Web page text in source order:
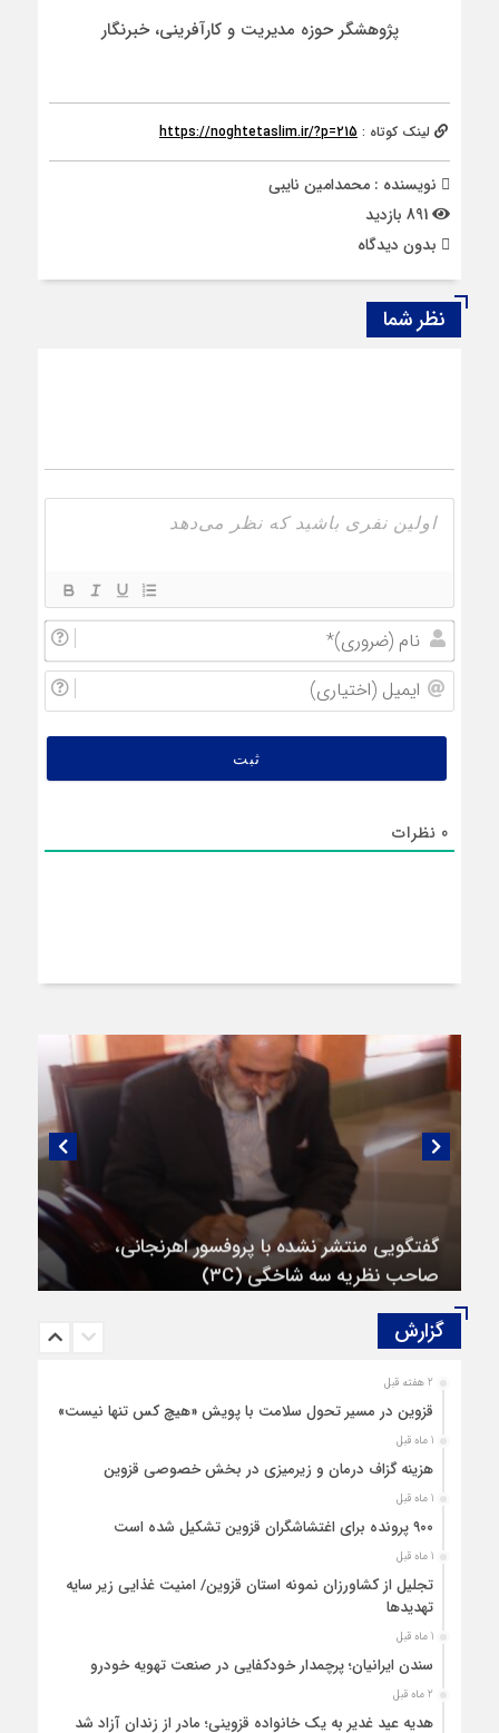
پژوهشگر حوزه مدیریت و کارآفرینی، خبرنگار
لینک کوتاه : https://noghtetaslim.ir/?p=215
نویسنده : محمدامین نایبی
بدون دیدگاه
نظر شما
0 نظرات
گفتگویی منتشر نشده با پروفسور اهرنجانی،
صاحب نظریه سه‌ شاخگی (۳C)
گزارش‌
2 هفته قبل
قزوین در مسیر تحول سلامت با پویش «هیچ‌ کس تنها نیست»
1 ماه قبل
هزینه‌ گزاف درمان و زیرمیزی در بخش خصوصی قزوین
1 ماه قبل
۹۰۰ پرونده برای اغتشاشگران قزوین تشکیل شده است
1 ماه قبل
تجلیل از کشاورزان نمونه استان قزوین/ امنیت غذایی زیر سایه
تهدیدها
1 ماه قبل
سندن ایرانیان؛ پرچمدار خودکفایی در صنعت تهویه خودرو
2 ماه قبل
هدیه عید غدیر به یک خانواده قزوینی؛ مادر از زندان آزاد شد